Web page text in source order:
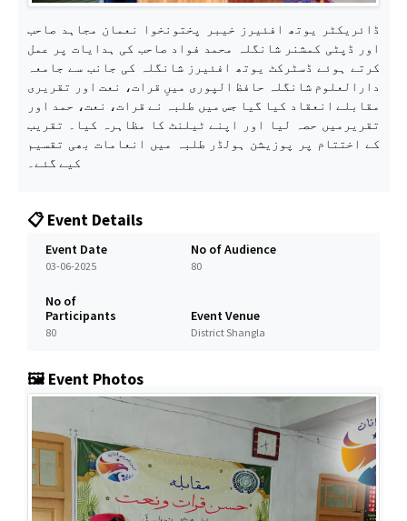
ڈائریکٹر یوتھ افئیرز خیبر پختونخوا نعمان مجاہد صاحب
اور ڈپٹی کمشنر شانگلہ محمد فواد صاحب کی ہدایات پر عمل
کرتے ہوئے ڈسٹرکٹ یوتھ افئیرز شانگلہ کی جانب سے جامعہ
دارالعلوم شانگلہ حافظ الپوری میںِ قرات، نعت اور تقریری
مقابلے انعقاد کیا گیا جس میں طلبہ نے قرات، نعت، حمد اور
تقریرمیں حصہ لیا اور اپنے ٹیلنٹ کا مظاہرہ کیا۔ تقریب
کے اختتام پر پوزیشن ہولڈر طلبہ میں انعامات بھی تقسیم
کیے گئے۔
📋 Event Details
Event Date
03-06-2025
No of Audience
80
No of
Participants
80
Event Venue
District Shangla
🖼️ Event Photos